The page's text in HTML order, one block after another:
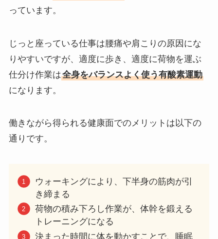
っています。
じっと座っている仕事は腰痛や肩こりの原因にな
りやすいですが、適度に歩き、適度に荷物を運ぶ
仕分け作業は全身をバランスよく使う有酸素運動
になります。
働きながら得られる健康面でのメリットは以下の
通りです。
ウォーキングにより、下半身の筋肉が引
き締まる
荷物の積み下ろし作業が、体幹を鍛える
トレーニングになる
決まった時間に体を動かすことで、睡眠